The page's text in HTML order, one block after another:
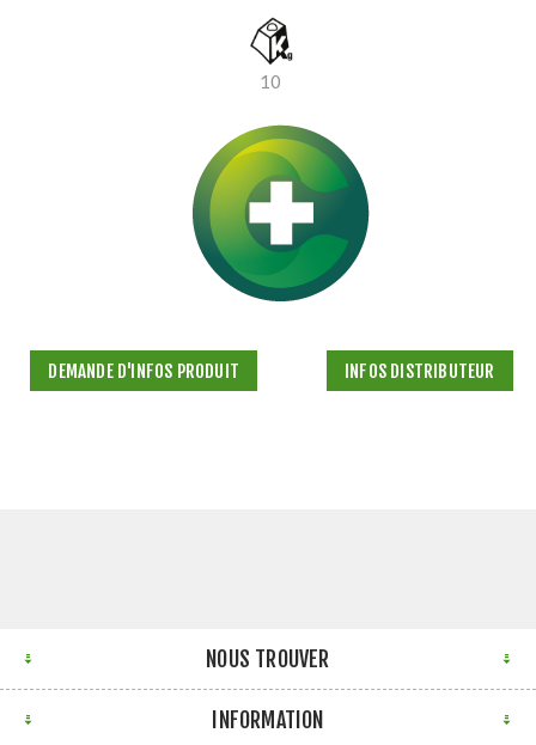
10
DEMANDE D'INFOS PRODUIT INFOS DISTRIBUTEUR
NOUS TROUVER
INFORMATION